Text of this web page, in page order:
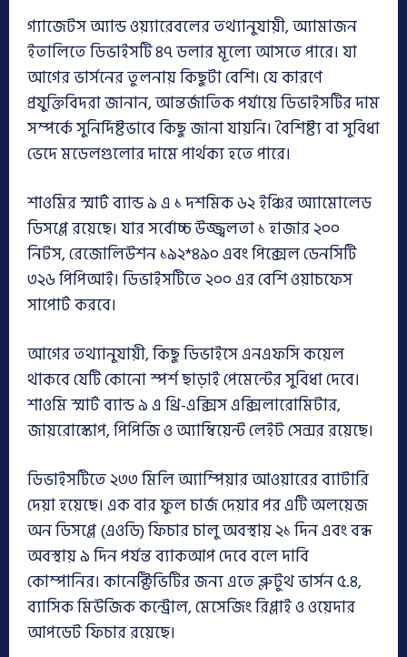
গ্যাজেটস অ্যান্ড ওয়্যারেবলের তথ্যানুযায়ী, অ্যামাজন
ইতালিতে ডিভাইসটি ৪৭ ডলার মূল্যে আসতে পারে। যা
আগের ভার্সনের তুলনায় কিছুটা বেশি। যে কারণে
প্রযুক্তিবিদরা জানান, আন্তর্জাতিক পর্যায়ে ডিভাইসটির দাম
সম্পর্কে সুনির্দিষ্টভাবে কিছু জানা যায়নি। বৈশিষ্ট্য বা সুবিধা
ভেদে মডেলগুলোর দামে পার্থক্য হতে পারে।
শাওমির স্মার্ট ব্যান্ড ৯ এ ১ দশমিক ৬২ ইঞ্চির অ্যামোলেড
ডিসপ্লে রয়েছে। যার সর্বোচ্চ উজ্জ্বলতা ১ হাজার ২০০
নিটস, রেজোলিউশন ১৯২*৪৯০ এবং পিক্সেল ডেনসিটি
৩২৬ পিপিআই। ডিভাইসটিতে ২০০ এর বেশি ওয়াচফেস
সাপোর্ট করবে।
আগের তথ্যানুযায়ী, কিছু ডিভাইসে এনএফসি কয়েল
থাকবে যেটি কোনো স্পর্শ ছাড়াই পেমেন্টের সুবিধা দেবে।
শাওমি স্মার্ট ব্যান্ড ৯ এ থ্রি-এক্সিস এক্সিলারোমিটার,
জায়রোস্কোপ, পিপিজি ও অ্যাম্বিয়েন্ট লেইট সেন্সর রয়েছে।
ডিভাইসটিতে ২৩৩ মিলি অ্যাম্পিয়ার আওয়ারের ব্যাটারি
দেয়া হয়েছে। এক বার ফুল চার্জ দেয়ার পর এটি অলয়েজ
অন ডিসপ্লে (এওডি) ফিচার চালু অবস্থায় ২১ দিন এবং বন্ধ
অবস্থায় ৯ দিন পর্যন্ত ব্যাকআপ দেবে বলে দাবি
কোম্পানির। কানেক্টিভিটির জন্য এতে ব্লুটুথ ভার্সন ৫.৪,
ব্যাসিক মিউজিক কন্ট্রোল, মেসেজিং রিপ্লাই ও ওয়েদার
আপডেট ফিচার রয়েছে।